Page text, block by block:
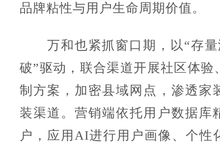
品牌粘性与用户生命周期价值。
万和也紧抓窗口期，以“存量
破”驱动，联合渠道开展社区体验
制方案，加密县域网点，渗透家
装渠道。营销端依托用户数据库
户，应用AI进行用户画像、个性